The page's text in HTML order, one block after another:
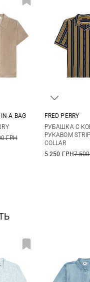
A BAG
ГРН
FRED PERRY
РУБАШКА С
РУКАВОМ
COLLAR
5 250 ГРН7